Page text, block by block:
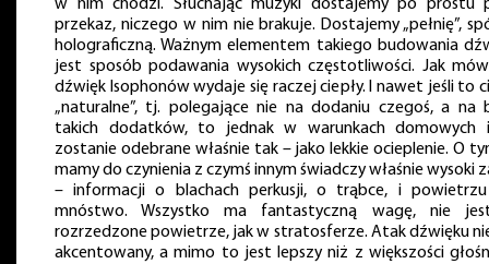
w nim chodzi. Słuchając muzyki dostajemy po prostu
przekaz, niczego w nim nie brakuje. Dostajemy „pełnię”,
holograficzną. Ważnym elementem takiego budowania
jest sposób podawania wysokich częstotliwości. Jak
dźwięk Isophonów wydaje się raczej ciepły. I nawet jeśli to
„naturalne”, tj. polegające nie na dodaniu czegoś, a na
takich dodatków, to jednak w warunkach domowych
zostanie odebrane właśnie tak – jako lekkie ocieplenie. O
mamy do czynienia z czymś innym świadczy właśnie wysoki
– informacji o blachach perkusji, o trąbce, i
mnóstwo. Wszystko ma fantastyczną wagę, nie
rozrzedzone powietrze, jak w stratosferze. Atak dźwięku
akcentowany, a mimo to jest lepszy niż z większości